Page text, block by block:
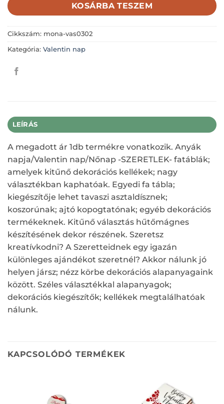
KOSÁRBA TESZEM
Cikkszám: mona-vas0302
Kategória: Valentin nap
LEÍRÁS
A megadott ár 1db termékre vonatkozik. Anyák
napja/Valentin nap/Nőnap -SZERETLEK- fatáblák;
amelyek kitűnő dekorációs kellékek; nagy
választékban kaphatóak. Egyedi fa tábla;
kiegészítője lehet tavaszi asztaldísznek;
koszorúnak; ajtó kopogtatónak; egyéb dekorációs
termékeknek. Kitűnő választás hűtőmágnes
készítésének dekor részének. Szeretsz
kreatívkodni? A Szeretteidnek egy igazán
különleges ajándékot szeretnél? Akkor nálunk jó
helyen jársz; nézz körbe dekorációs alapanyagaink
között. Széles választékkal alapanyagok;
dekorációs kiegészítők; kellékek megtalálhatóak
nálunk.
KAPCSOLÓDÓ TERMÉKEK